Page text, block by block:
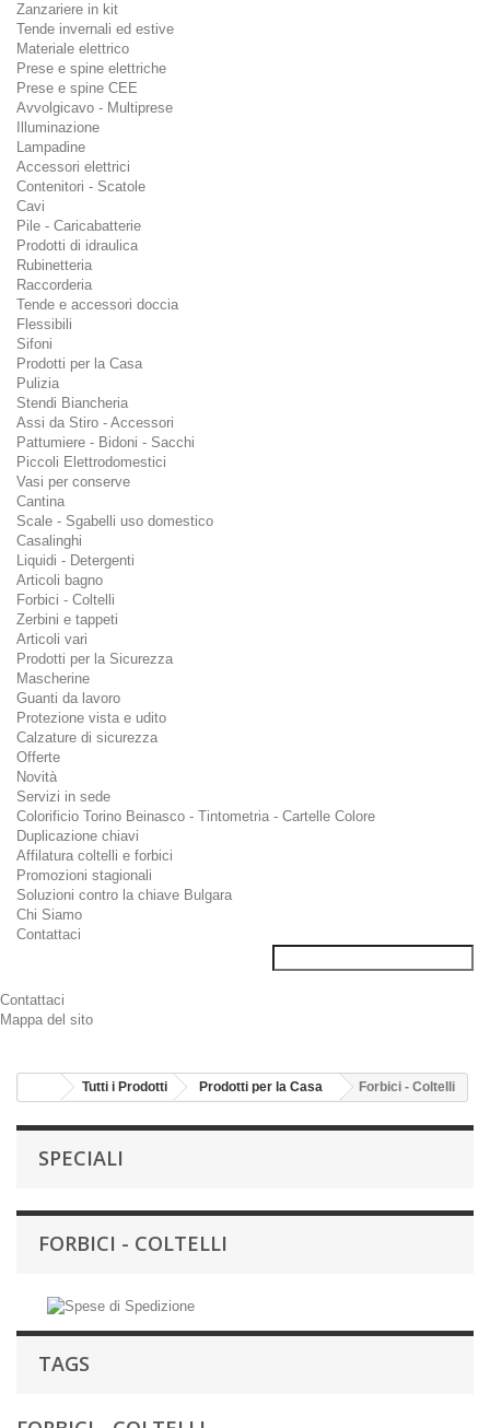
Zanzariere in kit
Tende invernali ed estive
Materiale elettrico
Prese e spine elettriche
Prese e spine CEE
Avvolgicavo - Multiprese
Illuminazione
Lampadine
Accessori elettrici
Contenitori - Scatole
Cavi
Pile - Caricabatterie
Prodotti di idraulica
Rubinetteria
Raccorderia
Tende e accessori doccia
Flessibili
Sifoni
Prodotti per la Casa
Pulizia
Stendi Biancheria
Assi da Stiro - Accessori
Pattumiere - Bidoni - Sacchi
Piccoli Elettrodomestici
Vasi per conserve
Cantina
Scale - Sgabelli uso domestico
Casalinghi
Liquidi - Detergenti
Articoli bagno
Forbici - Coltelli
Zerbini e tappeti
Articoli vari
Prodotti per la Sicurezza
Mascherine
Guanti da lavoro
Protezione vista e udito
Calzature di sicurezza
Offerte
Novità
Servizi in sede
Colorificio Torino Beinasco - Tintometria - Cartelle Colore
Duplicazione chiavi
Affilatura coltelli e forbici
Promozioni stagionali
Soluzioni contro la chiave Bulgara
Chi Siamo
Contattaci
Contattaci
Mappa del sito
Tutti i Prodotti Prodotti per la Casa Forbici - Coltelli
SPECIALI
FORBICI - COLTELLI
TAGS